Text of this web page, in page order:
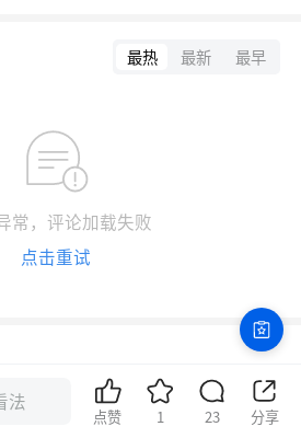
最热 最新 最早
常，评论加载失败
点击重试
法
点赞 1 23 分享